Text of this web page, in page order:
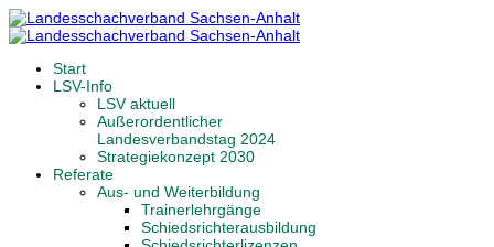
Start
LSV-Info
LSV aktuell
Außerordentlicher
Landesverbandstag 2024
Strategiekonzept 2030
Referate
Aus- und Weiterbildung
Trainerlehrgänge
Schiedsrichterausbildung